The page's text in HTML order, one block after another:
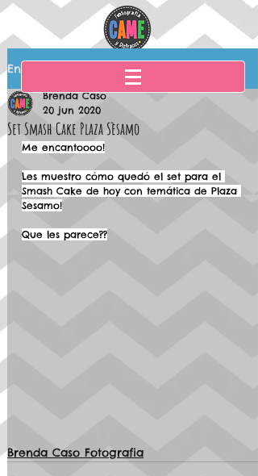
Entrada
Set Smash Cake Plaza Sèsamo
Brenda Caso
20 jun 2020
Me encantoooo!
Les muestro cómo quedó el set para el
Smash Cake de hoy con temática de Plaza
Sesamo!
Que les parece??
Brenda Caso Fotografia